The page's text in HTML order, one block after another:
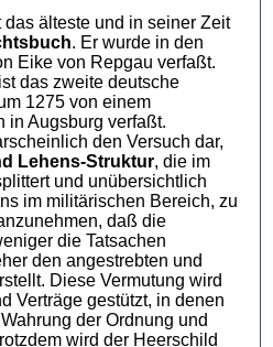
das älteste und in seiner Zeit
. Er wurde in den
Eike von Repgau verfaßt.
ist das zweite deutsche
1275 von einem
in Augsburg verfaßt.
den Versuch dar,
Lehens-Struktur, die im
und unübersichtlich
im militärischen Bereich, zu
daß die
die Tatsachen
den angestrebten und
Diese Vermutung wird
Verträge gestützt, in denen
der Ordnung und
wird der Heerschild